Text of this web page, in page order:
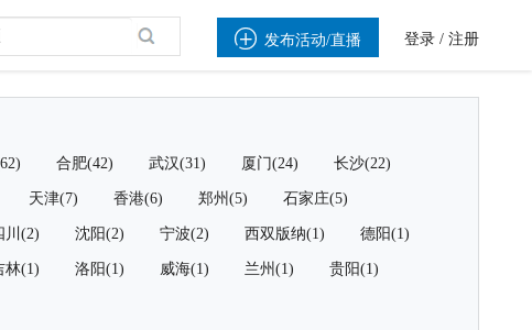
 发布活动/直播 登录 / 注册
合肥(42) 武汉(31) 厦门(24) 长沙(22)
天津(7) 香港(6) 郑州(5) 石家庄(5)
川(2) 沈阳(2) 宁波(2) 西双版纳(1) 德阳(1)
林(1) 洛阳(1) 威海(1) 兰州(1) 贵阳(1)